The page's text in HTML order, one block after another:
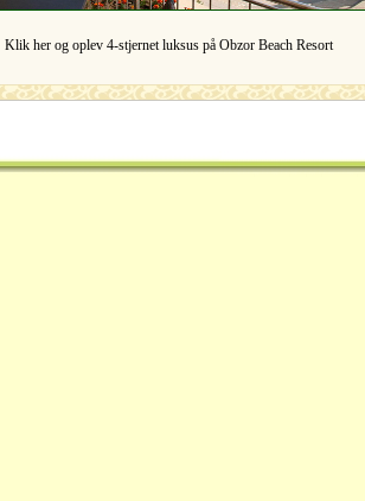
Klik her og oplev 4-stjernet luksus på Obzor Beach Resort